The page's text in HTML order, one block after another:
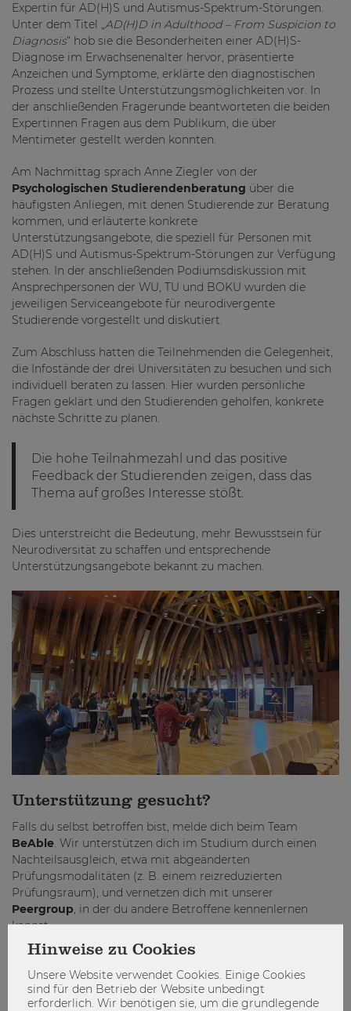
Expertin für AD(H)S und Autismus-Spektrum-Störungen.
Unter dem Titel „AD(H)D in Adulthood – From Suspicion to
Diagnosis“ hob sie die Besonderheiten einer AD(H)S-
Diagnose im Erwachsenenalter hervor, präsentierte
Anzeichen und Symptome, erklärte den diagnostischen
Prozess und stellte Unterstützungsmöglichkeiten vor. In
der anschließenden Fragerunde beantworteten die beiden
Expertinnen Fragen aus dem Publikum, die über
Mentimeter gestellt werden konnten.
Am Nachmittag sprach Anne Ziegler von der
Psychologischen Studierendenberatung über die
häufigsten Anliegen, mit denen Studierende zur Beratung
kommen, und erläuterte konkrete
Unterstützungsangebote, die speziell für Personen mit
AD(H)S und Autismus-Spektrum-Störungen zur Verfügung
stehen. In der anschließenden Podiumsdiskussion mit
Ansprechpersonen der WU, TU und BOKU wurden die
jeweiligen Serviceangebote für neurodivergente
Studierende vorgestellt und diskutiert.
Zum Abschluss hatten die Teilnehmenden die Gelegenheit,
die Infostände der drei Universitäten zu besuchen und sich
individuell beraten zu lassen. Hier wurden persönliche
Fragen geklärt und den Studierenden geholfen, konkrete
nächste Schritte zu planen.
Die hohe Teilnahmezahl und das positive
Feedback der Studierenden zeigen, dass das
Thema auf großes Interesse stößt.
Dies unterstreicht die Bedeutung, mehr Bewusstsein für
Neurodiversität zu schaffen und entsprechende
Unterstützungsangebote bekannt zu machen.
Unterstützung gesucht?
Falls du selbst betroffen bist, melde dich beim Team
BeAble. Wir unterstützen dich im Studium durch einen
Nachteilsausgleich, etwa mit abgeänderten
Prüfungsmodalitäten (z. B. einem reizreduzierten
Prüfungsraum), und vernetzen dich mit unserer
Peergroup, in der du andere Betroffene kennenlernen
kannst.
Hilfreiche Links:
Studierendenberatung
Österreichische Autistenhilfe
Hinweise zu Cookies
Unsere Website verwendet Cookies. Einige Cookies
sind für den Betrieb der Website unbedingt
erforderlich. Wir benötigen sie, um die grundlegende